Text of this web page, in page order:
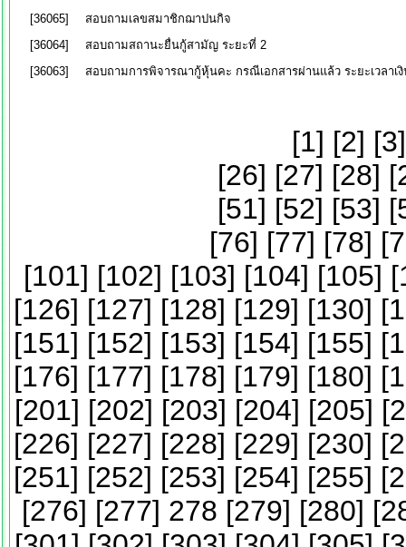
[36065]
สอบถามเลขสมาชิกฌาปนกิจ
[36064]
สอบถามสถานะยื่นกู้สามัญ ระยะที่ 2
[36063]
สอบถามการพิจารณากู้หุ้นคะ กรณีเอกสารผ่านแล้ว ระยะเวลา
[1] [2] [3
[26] [27] [28] [
[51] [52] [53] [
[76] [77] [78] [
[101] [102] [103] [104] [105] [
[126] [127] [128] [129] [130] [
[151] [152] [153] [154] [155] [
[176] [177] [178] [179] [180] [
[201] [202] [203] [204] [205] [
[226] [227] [228] [229] [230] [
[251] [252] [253] [254] [255] [
[276] [277] 278 [279] [280] [